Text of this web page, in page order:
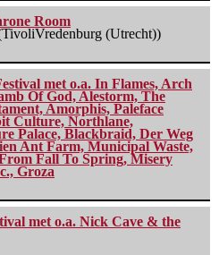
Room
(Utrecht))
met o.a. In Flames, Arch
Of God, Alestorm, The
Amorphis, Paleface
Culture, Northlane,
Palace, Blackbraid, Der Weg
Ant Farm, Municipal Waste,
Fall To Spring, Misery
Groza
met o.a. Nick Cave & the